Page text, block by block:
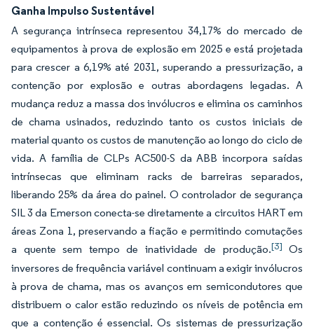
Ganha Impulso Sustentável
A segurança intrínseca representou 34,17% do mercado de
equipamentos à prova de explosão em 2025 e está projetada
para crescer a 6,19% até 2031, superando a pressurização, a
contenção por explosão e outras abordagens legadas. A
mudança reduz a massa dos invólucros e elimina os caminhos
de chama usinados, reduzindo tanto os custos iniciais de
material quanto os custos de manutenção ao longo do ciclo de
vida. A família de CLPs AC500-S da ABB incorpora saídas
intrínsecas que eliminam racks de barreiras separados,
liberando 25% da área do painel. O controlador de segurança
SIL 3 da Emerson conecta-se diretamente a circuitos HART em
áreas Zona 1, preservando a fiação e permitindo comutações
a quente sem tempo de inatividade de produção.[3] Os
inversores de frequência variável continuam a exigir invólucros
à prova de chama, mas os avanços em semicondutores que
distribuem o calor estão reduzindo os níveis de potência em
que a contenção é essencial. Os sistemas de pressurização